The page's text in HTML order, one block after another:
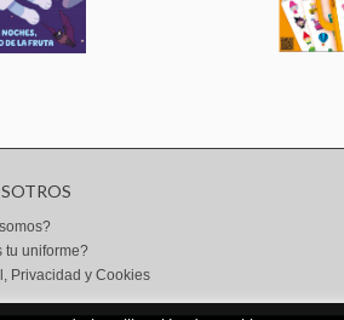
tu uniforme?
Privacidad y Cookies